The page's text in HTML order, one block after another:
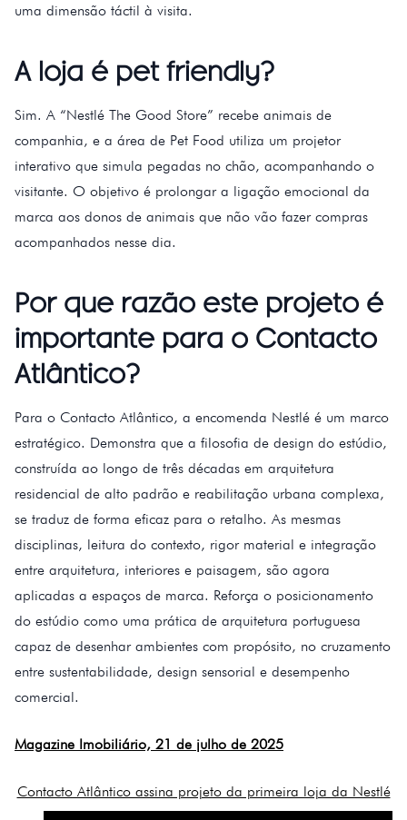
uma dimensão táctil à visita.
A loja é pet friendly?
Sim. A “Nestlé The Good Store” recebe animais de
companhia, e a área de Pet Food utiliza um projetor
interativo que simula pegadas no chão, acompanhando o
visitante. O objetivo é prolongar a ligação emocional da
marca aos donos de animais que não vão fazer compras
acompanhados nesse dia.
Por que razão este projeto é
importante para o Contacto
Atlântico?
Para o Contacto Atlântico, a encomenda Nestlé é um marco
estratégico. Demonstra que a filosofia de design do estúdio,
construída ao longo de três décadas em arquitetura
residencial de alto padrão e reabilitação urbana complexa,
se traduz de forma eficaz para o retalho. As mesmas
disciplinas, leitura do contexto, rigor material e integração
entre arquitetura, interiores e paisagem, são agora
aplicadas a espaços de marca. Reforça o posicionamento
do estúdio como uma prática de arquitetura portuguesa
capaz de desenhar ambientes com propósito, no cruzamento
entre sustentabilidade, design sensorial e desempenho
comercial.
Magazine Imobiliário, 21 de julho de 2025
Contacto Atlântico assina projeto da primeira loja da Nestlé